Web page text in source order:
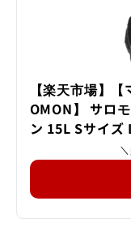
【楽天市場】
OMON】 サロ
ン 15L Sサイズ LC1918300 リュック ランニング
バッグ トレイ
ク ザック：ササ
＼